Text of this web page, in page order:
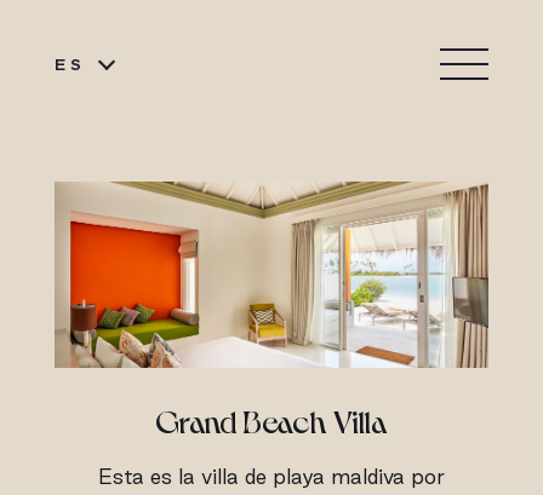
ES
Grand Beach Villa
Esta es la villa de playa maldiva por